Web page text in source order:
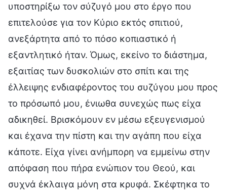
υποστηρίξω τον σύζυγό μου στο έργο που
επιτελούσε για τον Κύριο εκτός σπιτιού,
ανεξάρτητα από το πόσο κοπιαστικό ή
εξαντλητικό ήταν. Όμως, εκείνο το διάστημα,
εξαιτίας των δυσκολιών στο σπίτι και της
έλλειψης ενδιαφέροντος του συζύγου μου προς
το πρόσωπό μου, ένιωθα συνεχώς πως είχα
αδικηθεί. Βρισκόμουν εν μέσω εξευγενισμού
και έχανα την πίστη και την αγάπη που είχα
κάποτε. Είχα γίνει ανήμπορη να εμμείνω στην
απόφαση που πήρα ενώπιον του Θεού, και
συχνά έκλαιγα μόνη στα κρυφά. Σκέφτηκα το